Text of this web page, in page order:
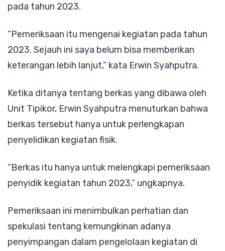
pada tahun 2023.
“Pemeriksaan itu mengenai kegiatan pada tahun
2023. Sejauh ini saya belum bisa memberikan
keterangan lebih lanjut,” kata Erwin Syahputra.
Ketika ditanya tentang berkas yang dibawa oleh
Unit Tipikor, Erwin Syahputra menuturkan bahwa
berkas tersebut hanya untuk perlengkapan
penyelidikan kegiatan fisik.
“Berkas itu hanya untuk melengkapi pemeriksaan
penyidik kegiatan tahun 2023,” ungkapnya.
Pemeriksaan ini menimbulkan perhatian dan
spekulasi tentang kemungkinan adanya
penyimpangan dalam pengelolaan kegiatan di